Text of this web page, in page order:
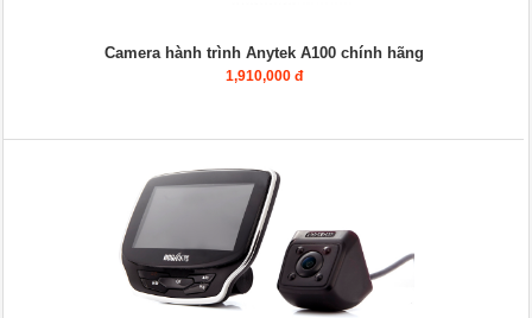
Camera hành trình Anytek A100 chính hãng
1,910,000 đ